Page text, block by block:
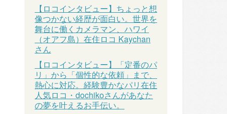
【ロコインタビュー】ちょっと想
像つかない経歴が面白い。世界を
舞台に働くカメラマン、ハワイ
（オアフ島）在住ロコ Kaychan
さん
【ロコインタビュー】「定番のパ
リ」から「個性的な依頼」まで、
熱心に対応。経験豊かなパリ在住
人気ロコ・dochikoさんがあなた
の夢を叶えるお手伝い。